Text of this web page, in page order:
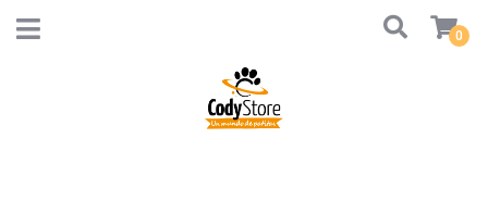
0